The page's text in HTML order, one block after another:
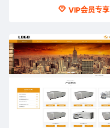
VIP会员专享